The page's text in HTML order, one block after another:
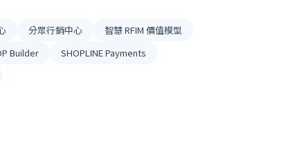
分眾行銷中心
智慧 RFIM 價值模型
Builder
SHOPLINE Payments